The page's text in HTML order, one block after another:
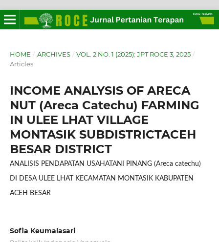
HOME / ARCHIVES / VOL. 2 NO. 1 (2025): JPT ROCE 3, 2025 /
Articles
INCOME ANALYSIS OF ARECA
NUT (Areca Catechu) FARMING
IN ULEE LHAT VILLAGE
MONTASIK SUBDISTRICTACEH
BESAR DISTRICT
ANALISIS PENDAPATAN USAHATANI PINANG (Areca catechu)
DI DESA ULEE LHAT KECAMATAN MONTASIK KABUPATEN
ACEH BESAR
Sofia Keumalasari